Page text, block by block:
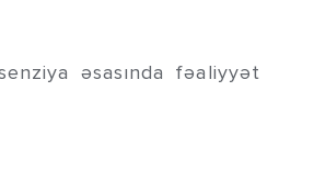
əsasında fəaliyyət